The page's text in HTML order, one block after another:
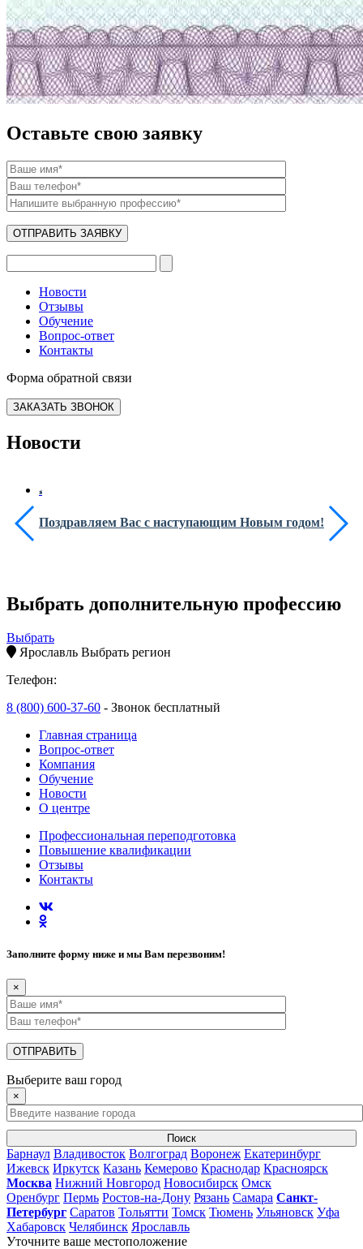
Оставьте свою заявку
Новости
Отзывы
Обучение
Вопрос-ответ
Контакты
Форма обратной связи
ЗАКАЗАТЬ ЗВОНОК
Новости
Поздравляем Вас с наступающим Новым годом!
Выбрать дополнительную профессию
Выбрать
Ярославль Выбрать регион
Телефон:
8 (800) 600-37-60 - Звонок бесплатный
Главная страница
Вопрос-ответ
Компания
Обучение
Новости
О центре
Профессиональная переподготовка
Повышение квалификации
Отзывы
Контакты
Заполните форму ниже и мы Вам перезвоним!
×
Выберите ваш город
×
Поиск
Барнаул Владивосток Волгоград Воронеж Екатеринбург
Ижевск Иркутск Казань Кемерово Краснодар Красноярск
Москва Нижний Новгород Новосибирск Омск
Оренбург Пермь Ростов-на-Дону Рязань Самара Санкт-
Петербург Саратов Тольятти Томск Тюмень Ульяновск Уфа
Хабаровск Челябинск Ярославль
Уточните ваше местоположение